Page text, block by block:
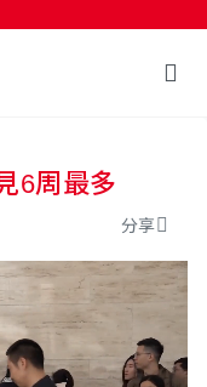
6周最多
分享